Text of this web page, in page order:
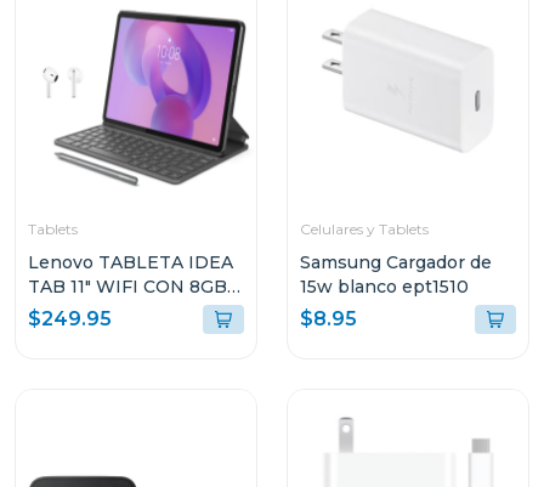
Tablets
Lenovo TABLETA IDEA
TAB 11" WIFI CON 8GB
RAM Y 128GB
ALMACENAMIENTO
$249.95
Celulares y Tablets
Samsung Cargador de
15w blanco ept1510
$8.95